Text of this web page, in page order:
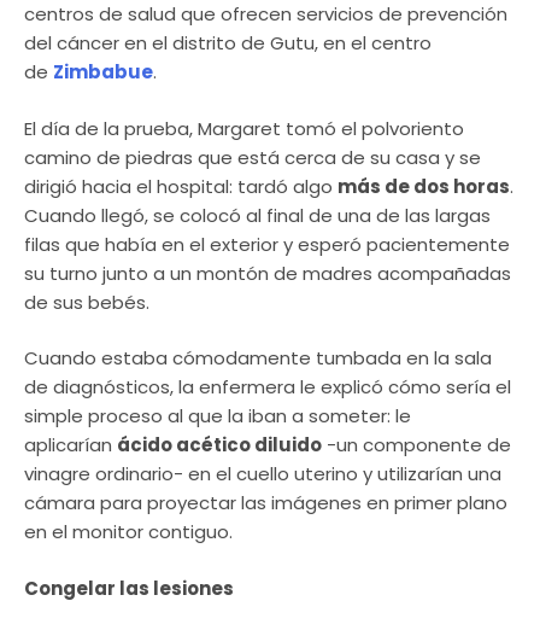
centros de salud que ofrecen servicios de prevención
del cáncer en el distrito de Gutu, en el centro
de Zimbabue.
El día de la prueba, Margaret tomó el polvoriento
camino de piedras que está cerca de su casa y se
dirigió hacia el hospital: tardó algo más de dos horas.
Cuando llegó, se colocó al final de una de las largas
filas que había en el exterior y esperó pacientemente
su turno junto a un montón de madres acompañadas
de sus bebés.
Cuando estaba cómodamente tumbada en la sala
de diagnósticos, la enfermera le explicó cómo sería el
simple proceso al que la iban a someter: le
aplicarían ácido acético diluido -un componente de
vinagre ordinario- en el cuello uterino y utilizarían una
cámara para proyectar las imágenes en primer plano
en el monitor contiguo.
Congelar las lesiones